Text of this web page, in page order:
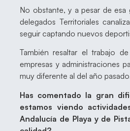
No obstante, y a pesar de
delegados Territoriales
seguir captando nuevos
También resaltar el trabajo
empresas y administraciones
muy diferente al del año
Has comentado la gran
estamos viendo
Andalucía de Playa y de